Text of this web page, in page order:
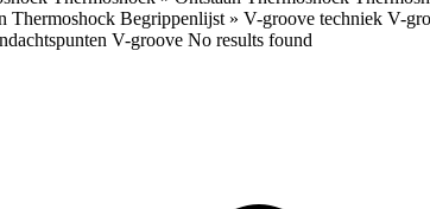
Thermoshock Begrippenlijst » V-groove techniek V-
V-groove No results found